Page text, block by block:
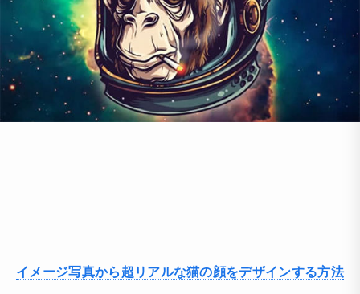
イメージ写真から超リアルな猫の顔をデザインする方法